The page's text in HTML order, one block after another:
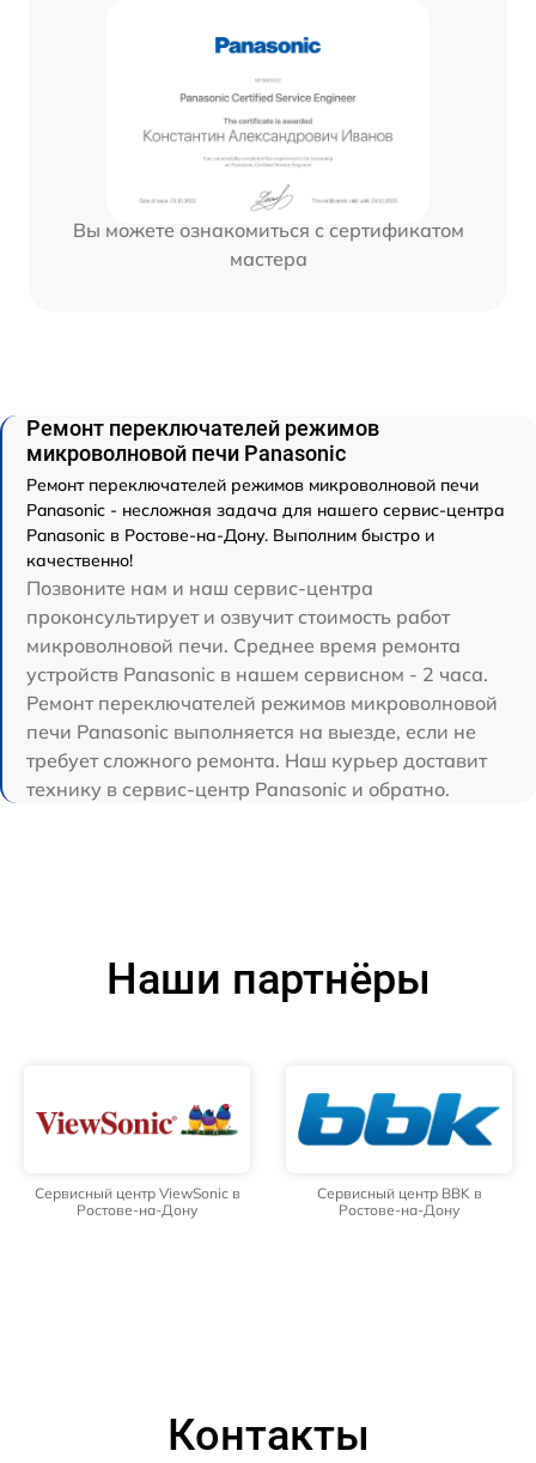
Вы можете ознакомиться с сертификатом
мастера
Ремонт переключателей режимов
микроволновой печи Panasonic
Ремонт переключателей режимов микроволновой печи
Panasonic - несложная задача для нашего сервис-центра
Panasonic в Ростове-на-Дону. Выполним быстро и
качественно!
Позвоните нам и наш сервис-центра
проконсультирует и озвучит стоимость работ
микроволновой печи. Среднее время ремонта
устройств Panasonic в нашем сервисном - 2 часа.
Ремонт переключателей режимов микроволновой
печи Panasonic выполняется на выезде, если не
требует сложного ремонта. Наш курьер доставит
технику в сервис-центр Panasonic и обратно.
Наши партнёры
Сервисный центр ViewSonic в
Ростове-на-Дону
Сервисный центр BBK в
Ростове-на-Дону
Контакты